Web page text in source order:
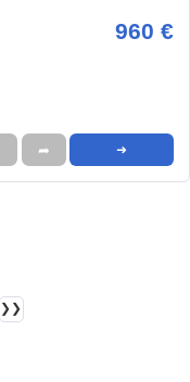
960 €
➦ ➜
❯❯